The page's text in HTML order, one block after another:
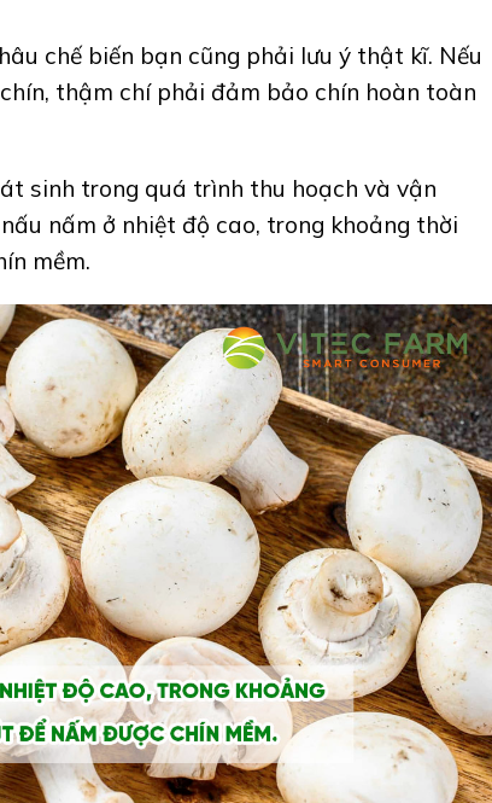
chế biến bạn cũng phải lưu ý thật kĩ. Nếu
thậm chí phải đảm bảo chín hoàn toàn
sinh trong quá trình thu hoạch và vận
nấm ở nhiệt độ cao, trong khoảng thời
mềm.